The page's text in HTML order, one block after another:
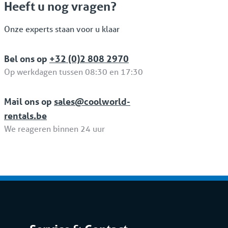
Heeft u nog vragen?
Onze experts staan voor u klaar
Bel ons op +32 (0)2 808 2970
Op werkdagen tussen 08:30 en 17:30
Mail ons op sales@coolworld-
rentals.be
We reageren binnen 24 uur